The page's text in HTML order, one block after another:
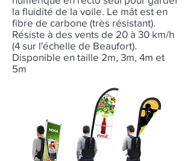
la fluidité de la voile. Le mât est en
fibre de carbone (très résistant).
Résiste à des vents de 20 à 30 km/h
(4 sur l'échelle de Beaufort).
Disponible en taille 2m, 3m, 4m et
5m